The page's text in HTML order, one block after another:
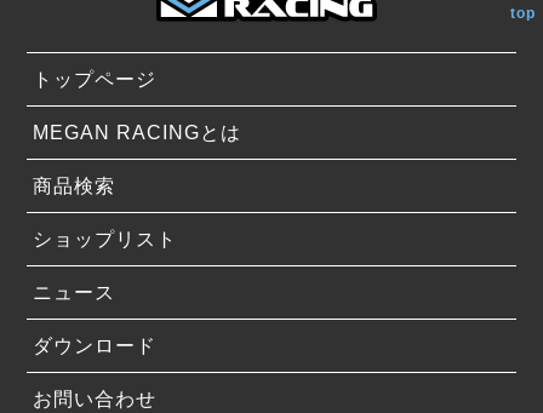
トップページ
MEGAN RACINGとは
商品検索
ショップリスト
ニュース
ダウンロード
お問い合わせ
top